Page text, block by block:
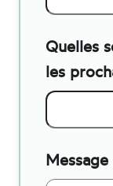
Quelles
les